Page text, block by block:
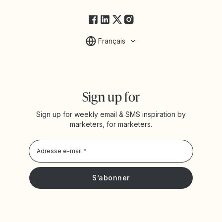
Français
Sign up for
Sign up for weekly email & SMS inspiration by
marketers, for marketers.